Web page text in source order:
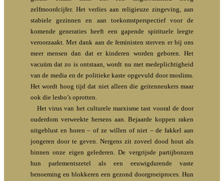
zelfmoordcijfer. Het verlies aan religieuze zingeving, aan
stabiele gezinnen en aan toekomstperspectief voor de
komende generaties heeft een gapende spirituele leegte
veroorzaakt. Met dank aan de feministen sterven er bij ons
meer mensen dan dat er kinderen worden geboren. Het
vacuüm dat zo is ontstaan, wordt nu met medeplichtigheid
van de media en de politieke kaste opgevuld door moslims.
Het wordt hoog tijd dat niet alleen die geitenneukers maar
ook die lesbo’s oprotten.
Het virus van het culturele marxisme tast vooral de door
ouderdom verweekte hersens aan. Bejaarde koppen raken
uitgeblust en horen – of ze willen of niet – de fakkel aan
jongeren door te geven. Nergens zit zoveel dood hout als
binnen onze eigen gelederen. De vergrijsde partijbonzen
hun parlementszetel als een eeuwigdurende vaste
benoeming en blokkeren een gezond doorgroeiproces. Hun